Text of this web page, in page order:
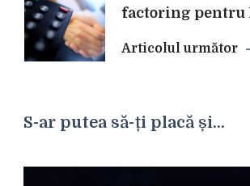
factoring pentru
Articolul următor
S-ar putea să-ți placă și...